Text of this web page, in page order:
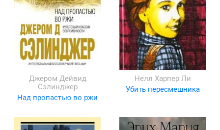
Джером Дейвид
Сэлинджер
Над пропастью во ржи
Нелл Харпер Ли
Убить пересмешника